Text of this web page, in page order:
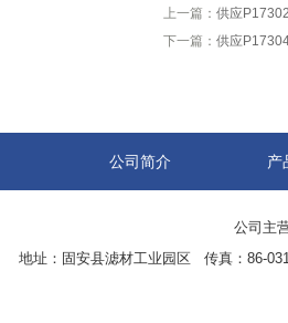
上一篇： 供应
下一篇： 供应
公司简介 产
公司主
地址：固安县滤材工业园区 传真：86-